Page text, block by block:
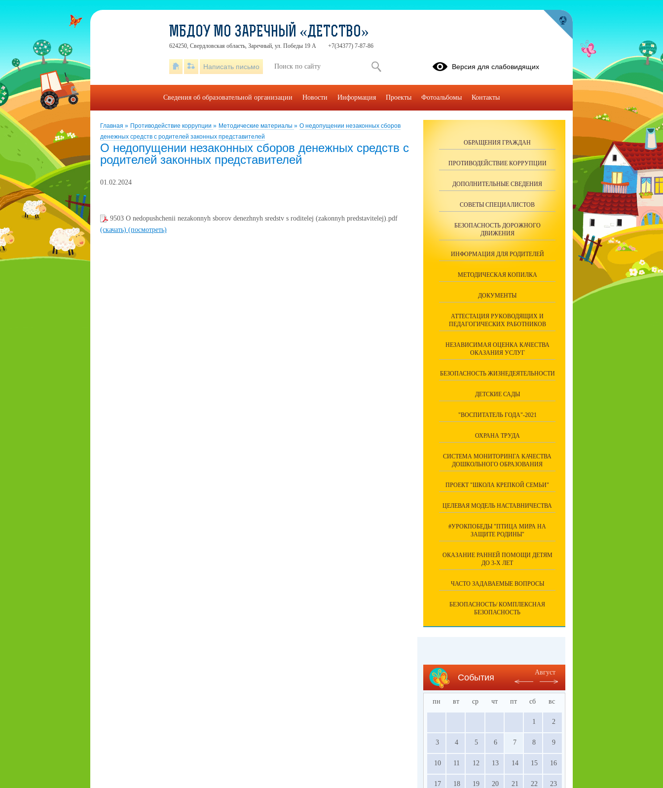
Главная » Противодействие коррупции » Методические материалы » О недопущении незаконных сборов
денежных средств с родителей законных представителей
О недопущении незаконных сборов денежных средств с
родителей законных представителей
01.02.2024
9503 O nedopushchenii nezakonnyh sborov denezhnyh sredstv s roditelej (zakonnyh predstavitelej).pdf
(скачать) (посмотреть)
ОБРАЩЕНИЯ ГРАЖДАН
ПРОТИВОДЕЙСТВИЕ КОРРУПЦИИ
ДОПОЛНИТЕЛЬНЫЕ СВЕДЕНИЯ
СОВЕТЫ СПЕЦИАЛИСТОВ
БЕЗОПАСНОСТЬ ДОРОЖНОГО
ДВИЖЕНИЯ
ИНФОРМАЦИЯ ДЛЯ РОДИТЕЛЕЙ
МЕТОДИЧЕСКАЯ КОПИЛКА
ДОКУМЕНТЫ
АТТЕСТАЦИЯ РУКОВОДЯЩИХ И
ПЕДАГОГИЧЕСКИХ РАБОТНИКОВ
НЕЗАВИСИМАЯ ОЦЕНКА КАЧЕСТВА
ОКАЗАНИЯ УСЛУГ
БЕЗОПАСНОСТЬ ЖИЗНЕДЕЯТЕЛЬНОСТИ
ДЕТСКИЕ САДЫ
"ВОСПИТАТЕЛЬ ГОДА"-2021
ОХРАНА ТРУДА
СИСТЕМА МОНИТОРИНГА КАЧЕСТВА
ДОШКОЛЬНОГО ОБРАЗОВАНИЯ
ПРОЕКТ "ШКОЛА КРЕПКОЙ СЕМЬИ"
ЦЕЛЕВАЯ МОДЕЛЬ НАСТАВНИЧЕСТВА
#УРОКПОБЕДЫ "ПТИЦА МИРА НА
ЗАЩИТЕ РОДИНЫ"
ОКАЗАНИЕ РАННЕЙ ПОМОЩИ ДЕТЯМ
ДО 3-Х ЛЕТ
ЧАСТО ЗАДАВАЕМЫЕ ВОПРОСЫ
БЕЗОПАСНОСТЬ/ КОМПЛЕКСНАЯ
БЕЗОПАСНОСТЬ
События
Август
пн вт ср чт пт сб вс
1 2
3 4 5 6 7 8 9
10 11 12 13 14 15 16
17 18 19 20 21 22 23
МБДОУ МО ЗАРЕЧНЫЙ «ДЕТСТВО»
624250, Свердловская область, Заречный, ул. Победы 19 А +7(34377) 7-87-86
Написать письмо Версия для слабовидящих
Сведения об образовательной организации Новости Информация Проекты Фотоальбомы Контакты